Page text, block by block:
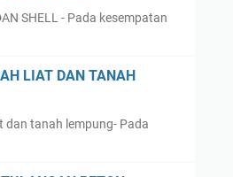
SHELL - Pada kesempatan
LIAT DAN TANAH
dan tanah lempung- Pada